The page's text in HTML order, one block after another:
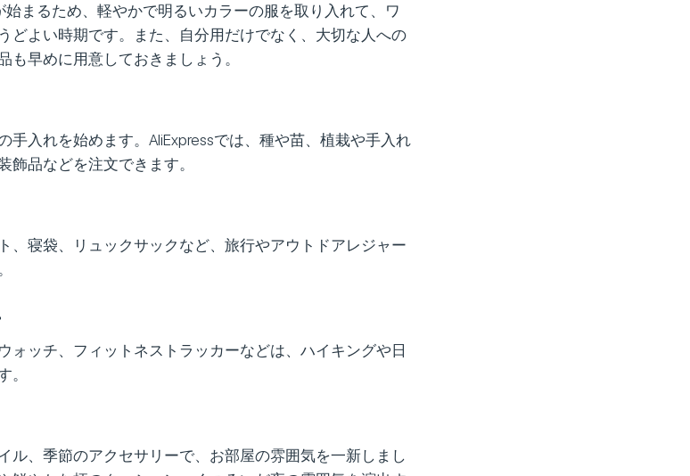
まるため、軽やかで明るいカラーの服を取り入れて、ワ
どよい時期です。また、自分用だけでなく、大切な人への
も早めに用意しておきましょう。
手入れを始めます。AliExpressでは、種や苗、植栽や手入れ
飾品などを注文できます。
、寝袋、リュックサックなど、旅行やアウトドアレジャー
ォッチ、フィットネストラッカーなどは、ハイキングや日
。
ル、季節のアクセサリーで、お部屋の雰囲気を一新しまし